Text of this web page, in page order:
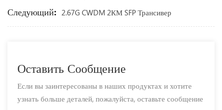
Следующий: 2.67G CWDM 2КМ SFP Трансивер
Оставить Сообщение
Если вы заинтересованы в наших продуктах и ​​хотите
узнать больше деталей, пожалуйста, оставьте сообщение